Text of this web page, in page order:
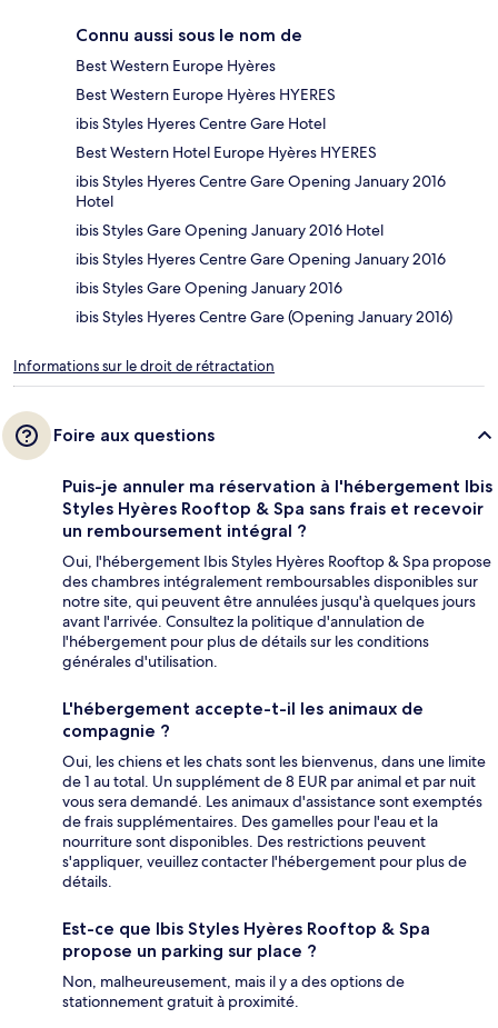
Connu aussi sous le nom de
Best Western Europe Hyères
Best Western Europe Hyères HYERES
ibis Styles Hyeres Centre Gare Hotel
Best Western Hotel Europe Hyères HYERES
ibis Styles Hyeres Centre Gare Opening January 2016
Hotel
ibis Styles Gare Opening January 2016 Hotel
ibis Styles Hyeres Centre Gare Opening January 2016
ibis Styles Gare Opening January 2016
ibis Styles Hyeres Centre Gare (Opening January 2016)
Informations sur le droit de rétractation
Foire aux questions
Puis-je annuler ma réservation à l'hébergement Ibis
Styles Hyères Rooftop & Spa sans frais et recevoir
un remboursement intégral ?
Oui, l'hébergement Ibis Styles Hyères Rooftop & Spa propose
des chambres intégralement remboursables disponibles sur
notre site, qui peuvent être annulées jusqu'à quelques jours
avant l'arrivée. Consultez la politique d'annulation de
l'hébergement pour plus de détails sur les conditions
générales d'utilisation.
L'hébergement accepte-t-il les animaux de
compagnie ?
Oui, les chiens et les chats sont les bienvenus, dans une limite
de 1 au total. Un supplément de 8 EUR par animal et par nuit
vous sera demandé. Les animaux d'assistance sont exemptés
de frais supplémentaires. Des gamelles pour l'eau et la
nourriture sont disponibles. Des restrictions peuvent
s'appliquer, veuillez contacter l'hébergement pour plus de
détails.
Est-ce que Ibis Styles Hyères Rooftop & Spa
propose un parking sur place ?
Non, malheureusement, mais il y a des options de
stationnement gratuit à proximité.